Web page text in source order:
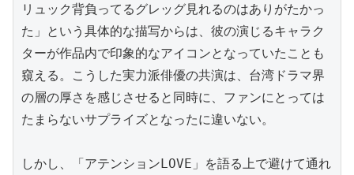
リュック背負ってるグレッグ見れるのはありがたかっ
た」という具体的な描写からは、彼の演じるキャラク
ターが作品内で印象的なアイコンとなっていたことも
窺える。こうした実力派俳優の共演は、台湾ドラマ界
の層の厚さを感じさせると同時に、ファンにとっては
たまらないサプライズとなったに違いない。
しかし、「アテンションLOVE」を語る上で避けて通れ